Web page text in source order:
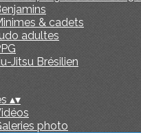
& cadets
adultes
Jitsu Brésilien
▴▾
photo